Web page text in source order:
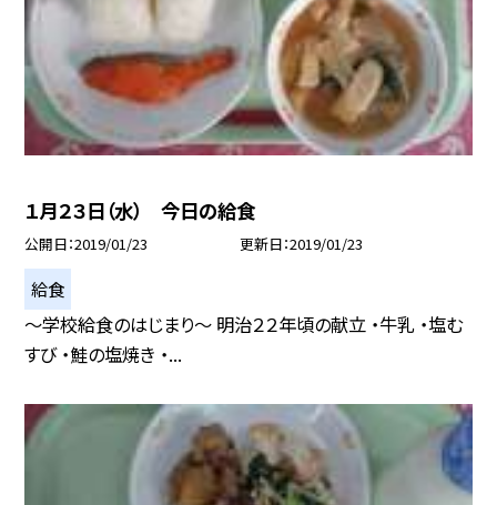
１月２３日（水） 今日の給食
公開日 2019/01/23 更新日 2019/01/23
給食
〜学校給食のはじまり〜 明治２２年頃の献立 ・牛乳 ・塩む
すび ・鮭の塩焼き ・...